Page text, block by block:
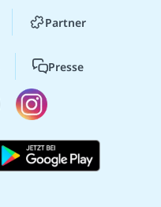
Partner
Presse